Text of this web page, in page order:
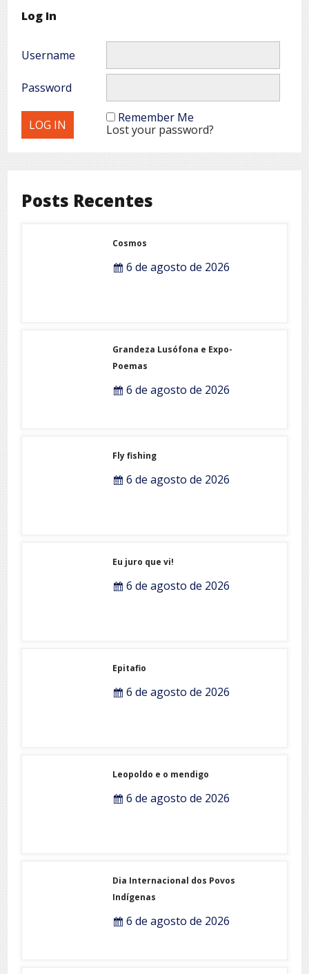
Log In
Username
Password
Remember Me
Lost your password?
Posts Recentes
Cosmos
6 de agosto de 2026
Grandeza Lusófona e Expo-
Poemas
6 de agosto de 2026
Fly fishing
6 de agosto de 2026
Eu juro que vi!
6 de agosto de 2026
Epitafio
6 de agosto de 2026
Leopoldo e o mendigo
6 de agosto de 2026
Dia Internacional dos Povos
Indígenas
6 de agosto de 2026